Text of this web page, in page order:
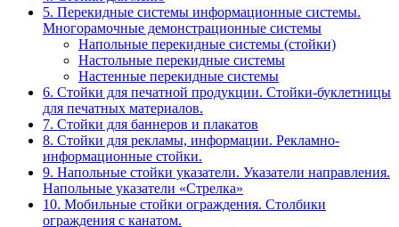
5. Перекидные системы информационные системы.
Многорамочные демонстрационные системы
Напольные перекидные системы (стойки)
Настольные перекидные системы
Настенные перекидные системы
6. Стойки для печатной продукции. Стойки-буклетницы
для печатных материалов.
7. Стойки для баннеров и плакатов
8. Стойки для рекламы, информации. Рекламно-
информационные стойки.
9. Напольные стойки указатели. Указатели направления.
Напольные указатели «Стрелка»
10. Мобильные стойки ограждения. Столбики
ограждения с канатом.